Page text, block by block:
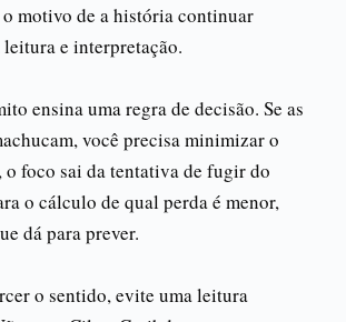
o motivo de a história continuar
e interpretação.
ensina uma regra de decisão. Se as
você precisa minimizar o
o foco sai da tentativa de fugir do
o cálculo de qual perda é menor,
dá para prever.
o sentido, evite uma leitura